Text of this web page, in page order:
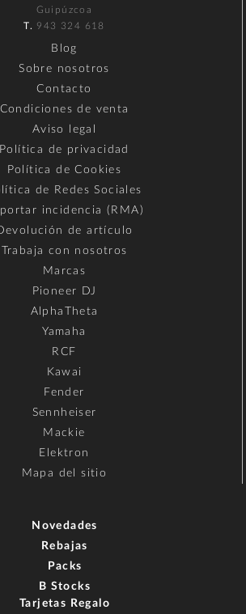
Guipúzcoa
T. 943 324 618
Blog
Sobre nosotros
Contacto
Condiciones de venta
Aviso legal
Política de privacidad
Política de Cookies
de Redes Sociales
incidencia (RMA)
de artículo
Trabaja con nosotros
Marcas
Pioneer DJ
AlphaTheta
Yamaha
RCF
Kawai
Fender
Sennheiser
Mackie
Elektron
Mapa del sitio
Novedades
Rebajas
Packs
B Stocks
Tarjetas Regalo